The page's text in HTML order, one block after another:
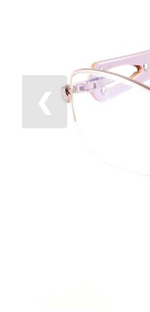
❮